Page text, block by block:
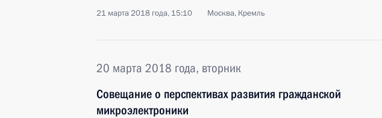
21 марта 2018 года, 15:10 Москва, Кремль
20 марта 2018 года, вторник
Совещание о перспективах развития гражданской
микроэлектроники